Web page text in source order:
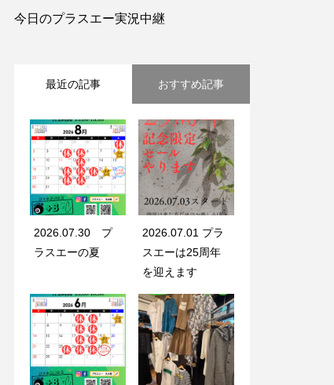
今日のプラスエー実況中継
最近の記事 おすすめ記事
2026.07.30 プ
ラスエーの夏
2026.07.01 プラ
スエーは25周年
を迎えます